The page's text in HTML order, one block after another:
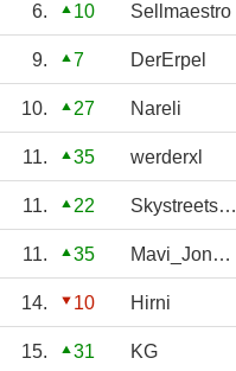
6. 10 Sellmaestro
9. 7 DerErpel
10. 27 Nareli
11. 35 werderxl
11. 22 Skystreetsoccer
11. 35 Mavi_Jones88
14. 10 Hirni
15. 31 KG